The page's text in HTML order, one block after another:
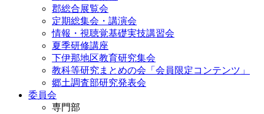
郡総合展覧会
定期総集会・講演会
情報・視聴覚基礎実技講習会
夏季研修講座
下伊那地区教育研究集会
教科等研究まとめの会「会員限定コンテンツ」
郷土調査部研究発表会
委員会
専門部